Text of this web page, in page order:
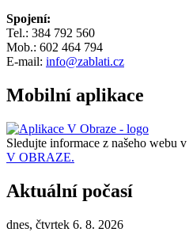
Spojení:
Tel.: 384 792 560
Mob.: 602 464 794
E-mail: info@zablati.cz
Mobilní aplikace
Sledujte informace z našeho webu v
V OBRAZE.
Aktuální počasí
dnes, čtvrtek 6. 8. 2026